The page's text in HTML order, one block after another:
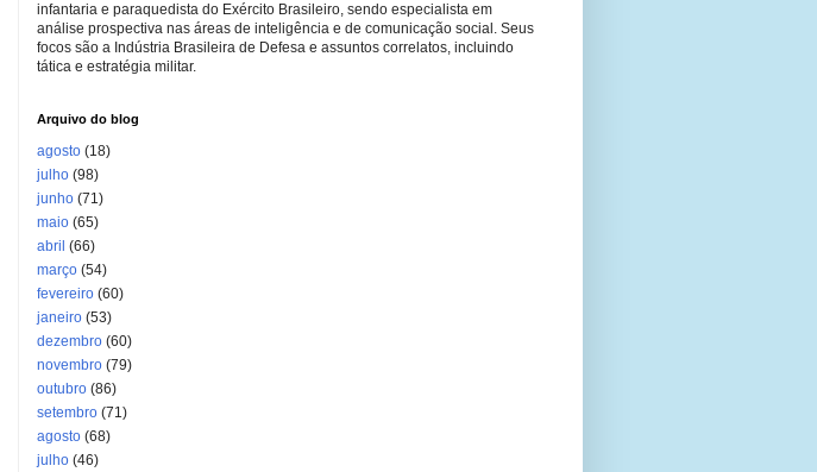
infantaria e paraquedista do Exército Brasileiro, sendo especialista em
análise prospectiva nas áreas de inteligência e de comunicação social. Seus
focos são a Indústria Brasileira de Defesa e assuntos correlatos, incluindo
tática e estratégia militar.
Arquivo do blog
agosto (18)
julho (98)
junho (71)
maio (65)
abril (66)
março (54)
fevereiro (60)
janeiro (53)
dezembro (60)
novembro (79)
outubro (86)
setembro (71)
agosto (68)
julho (46)